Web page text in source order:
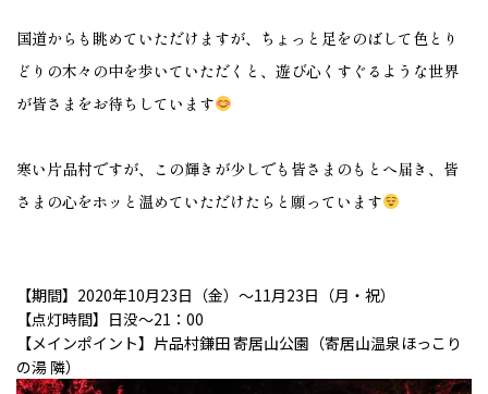
国道からも眺めていただけますが、ちょっと足をのばして色とり
どりの木々の中を歩いていただくと、遊び心くすぐるような世界
が皆さまをお待ちしています
寒い片品村ですが、この輝きが少しでも皆さまのもとへ届き、皆
さまの心をホッと温めていただけたらと願っています
【期間】2020年10月23日（金）～11月23日（月・祝）
【点灯時間】日没～21：00
【メインポイント】片品村鎌田 寄居山公園（寄居山温泉ほっこり
の湯 隣）